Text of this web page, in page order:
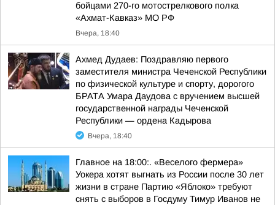
бойцами 270-го мотострелкового полка
«Ахмат-Кавказ» МО РФ
Вчера, 18:40
Ахмед Дудаев: Поздравляю первого
заместителя министра Чеченской Республики
по физической культуре и спорту, дорогого
БРАТА Умара Даудова с вручением высшей
государственной награды Чеченской
Республики — ордена Кадырова
Вчера, 18:40
Главное на 18:00:. «Веселого фермера»
Уокера хотят выгнать из России после 30 лет
жизни в стране Партию «Яблоко» требуют
снять с выборов в Госдуму Тимур Иванов не